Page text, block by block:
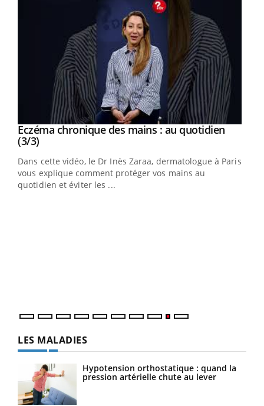
Youtube
Youtube
Eczéma chronique des mains : au quotidien
(3/3)Youtube
Dans cette vidéo, le Dr Inès Zaraa, dermatologue à Paris,
vous explique comment protéger vos mains au
quotidien et éviter les ...
LES MALADIES
Hypotension orthostatique : quand la
pression artérielle chute au lever